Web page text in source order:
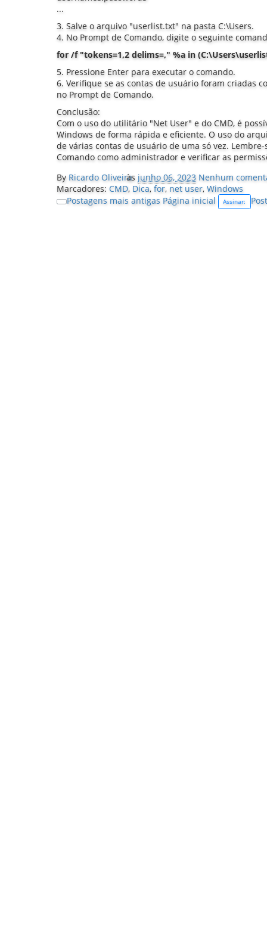
...
3. Salve o arquivo "userlist.txt" na pasta C:\Users.
4. No Prompt de Comando, digite o seguinte
for /f "tokens=1,2 delims=," %a in
5. Pressione Enter para executar o comando.
6. Verifique se as contas de usuário foram criadas
no Prompt de Comando.
Conclusão:
Com o uso do utilitário "Net User" e do CMD, é
Windows de forma rápida e eficiente. O uso do
de várias contas de usuário de uma só vez.
Comando como administrador e verificar as
By Ricardo Oliveira
às junho 06, 2023 Nenhum
Marcadores: CMD, Dica, for, net user, Windows
Postagens mais antigas Página inicial Assinar: